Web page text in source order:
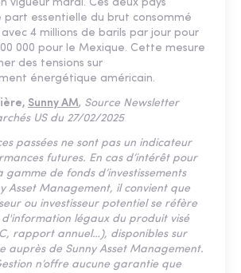
vigueur mardi. Ces deux pays
part essentielle du brut consommé
4 millions de barils par jour pour
000 pour le Mexique. Cette mesure
des tensions sur
énergétique américain.
Sunny AM, Source Newsletter
US du 27/02/2025
passées ne sont pas un indicateur
futures. En cas d’intérêt pour
de fonds d’investissements
Asset Management, il convient que
ou investisseur potentiel se réfère
d'information légaux du produit visé
rapport annuel…), disponibles sur
auprès de Sunny Asset Management.
n’offre aucune garantie que